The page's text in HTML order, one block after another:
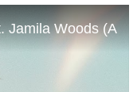
Jamila Woods